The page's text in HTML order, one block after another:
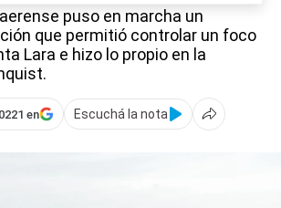
puso en marcha un
que permitió controlar un foco
Lara e hizo lo propio en la
en
Escuchá la nota